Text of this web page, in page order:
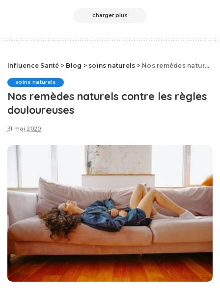
charger plus
Influence Santé > Blog > soins naturels > Nos remèdes naturels contre les règles douloureuses
soins naturels
Nos remèdes naturels contre les règles
douloureuses
31 mai 2020